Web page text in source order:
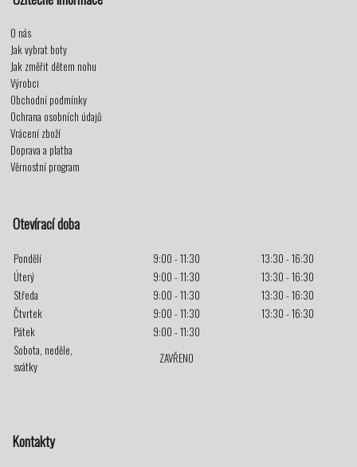
O nás
Jak vybrat boty
Jak změřit dětem nohu
Výrobci
Obchodní podmínky
Ochrana osobních údajů
Vrácení zboží
Doprava a platba
Věrnostní program
Otevírací doba
Pondělí 9:00 - 11:30
13:30 - 16:30
Úterý
9:00 - 11:30
13:30 - 16:30
Středa
9:00 - 11:30
13:30 - 16:30
Čtvrtek
9:00 - 11:30
13:30 - 16:30
Pátek
9:00 - 11:30
Sobota, neděle,
svátky
ZAVŘENO
Kontakty